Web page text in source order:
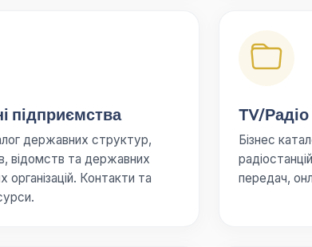
підприємства
державних структур,
відомств та державних
організацій. Контакти та
TV/Радіо
Бізнес
передач,